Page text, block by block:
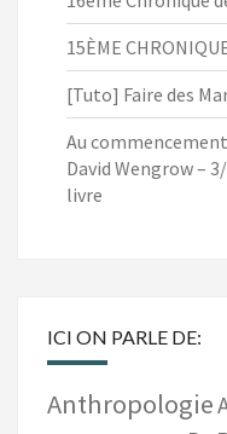
15ÈME
[Tuto] Faire des
Au
David Wengrow –
livre
ICI ON PARLE DE:
Anthropologie